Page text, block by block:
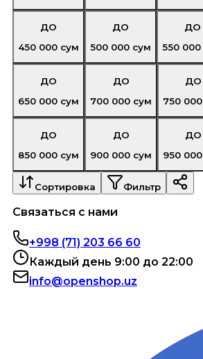
ДО
450 000 сум
ДО
500 000 сум
ДО
550 000
ДО
650 000 сум
ДО
700 000 сум
ДО
750 000
ДО
850 000 сум
ДО
900 000 сум
ДО
950 000
Сортировка Фильтр
Связаться с нами
+998 (71) 203 66 60
Каждый день 9:00 до 22:00
info@openshop.uz